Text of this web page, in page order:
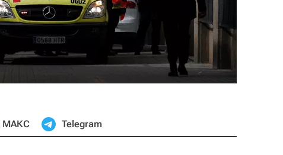
МАКС Telegram